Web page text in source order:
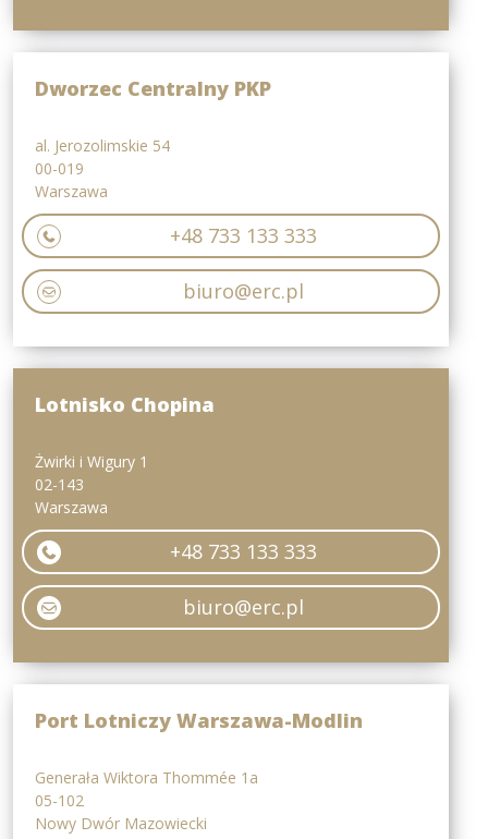
Dworzec Centralny PKP
al. Jerozolimskie 54
00-019
Warszawa
+48 733 133 333
biuro@erc.pl
Lotnisko Chopina
Żwirki i Wigury 1
02-143
Warszawa
+48 733 133 333
biuro@erc.pl
Port Lotniczy Warszawa-Modlin
Generała Wiktora Thommée 1a
05-102
Nowy Dwór Mazowiecki